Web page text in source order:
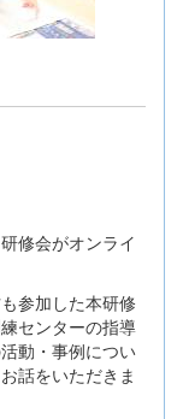
修会がオンライ
参加した本研修
センターの指導
動・事例につい
話をいただきま